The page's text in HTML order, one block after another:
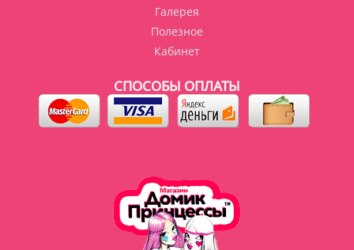
Галерея
Полезное
Кабинет
СПОСОБЫ ОПЛАТЫ